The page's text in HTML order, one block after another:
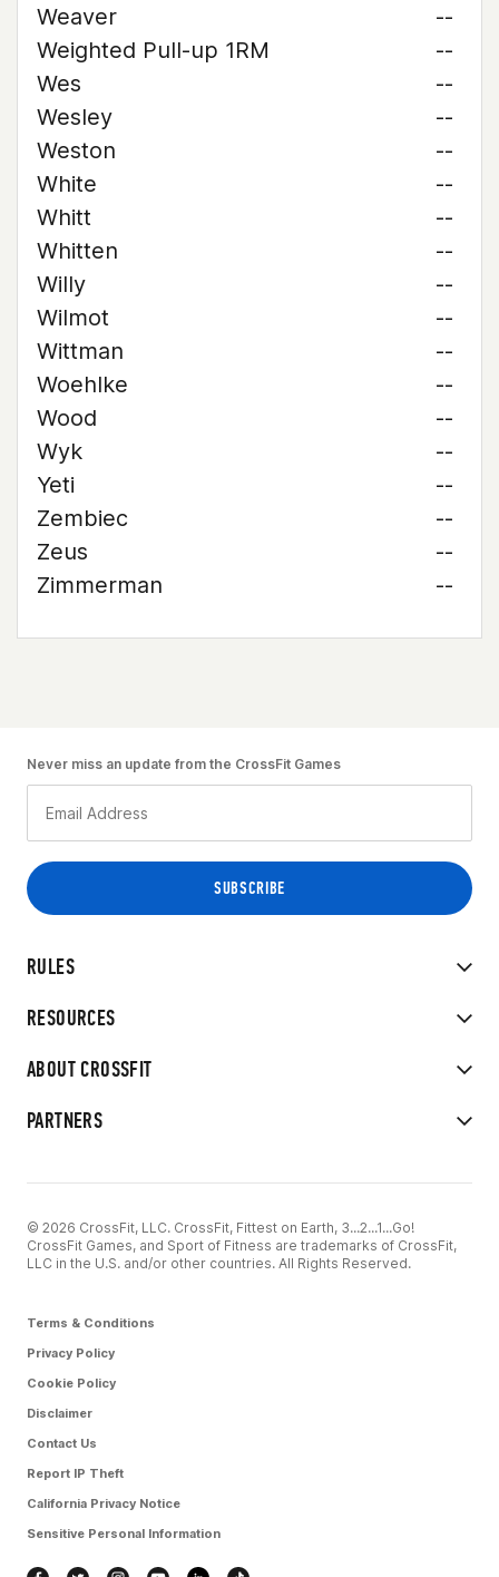
Weaver
--
Weighted Pull-up 1RM
--
Wes
--
Wesley
--
Weston
--
White
--
Whitt
--
Whitten
--
Willy
--
Wilmot
--
Wittman
--
Woehlke
--
Wood
--
Wyk
--
Yeti
--
Zembiec
--
Zeus
--
Zimmerman
--
RULES
RESOURCES
ABOUT CROSSFIT
PARTNERS
Never miss an update from the CrossFit Games
© 2026 CrossFit, LLC. CrossFit, Fittest on Earth, 3...2...1...Go!
CrossFit Games, and Sport of Fitness are trademarks of CrossFit,
LLC in the U.S. and/or other countries. All Rights Reserved.
Terms & Conditions
Privacy Policy
Cookie Policy
Disclaimer
Contact Us
Report IP Theft
California Privacy Notice
Sensitive Personal Information